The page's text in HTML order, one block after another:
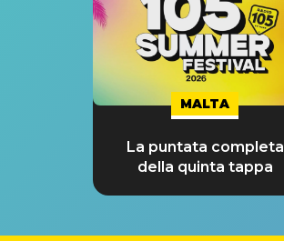
MALTA
La puntata completa
della quinta tappa